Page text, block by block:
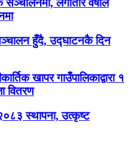
लगातार वर्षाले
हुँदै, उद्घाटनकै दिन
खापर गाउँपालिकाद्वारा १
वितरण
स्थापना, उत्कृष्ट